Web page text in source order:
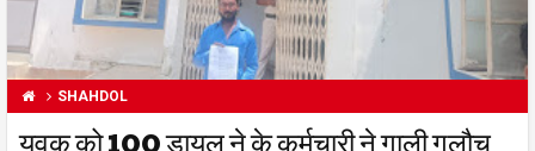
SHAHDOL
युवक को 100 डायल ने के कर्मचारी ने गाली गलौच